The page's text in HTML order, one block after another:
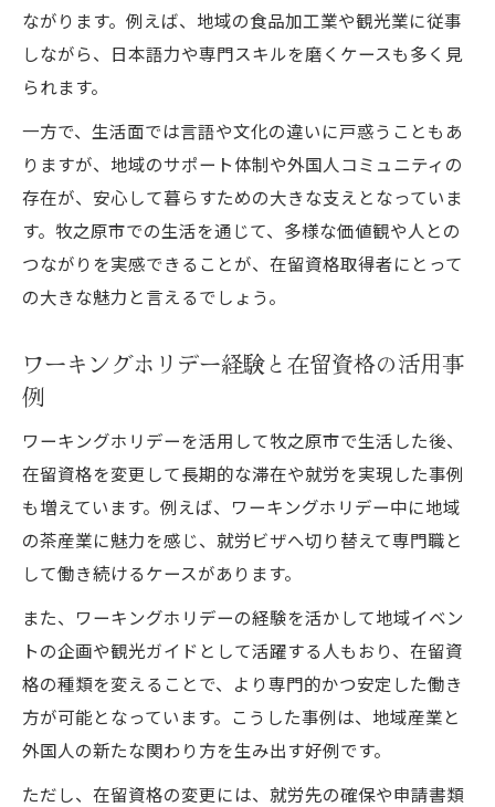
ながります。例えば、地域の食品加工業や観光業に従事
しながら、日本語力や専門スキルを磨くケースも多く見
られます。
一方で、生活面では言語や文化の違いに戸惑うこともあ
りますが、地域のサポート体制や外国人コミュニティの
存在が、安心して暮らすための大きな支えとなっていま
す。牧之原市での生活を通じて、多様な価値観や人との
つながりを実感できることが、在留資格取得者にとって
の大きな魅力と言えるでしょう。
ワーキングホリデー経験と在留資格の活用事
例
ワーキングホリデーを活用して牧之原市で生活した後、
在留資格を変更して長期的な滞在や就労を実現した事例
も増えています。例えば、ワーキングホリデー中に地域
の茶産業に魅力を感じ、就労ビザへ切り替えて専門職と
して働き続けるケースがあります。
また、ワーキングホリデーの経験を活かして地域イベン
トの企画や観光ガイドとして活躍する人もおり、在留資
格の種類を変えることで、より専門的かつ安定した働き
方が可能となっています。こうした事例は、地域産業と
外国人の新たな関わり方を生み出す好例です。
ただし、在留資格の変更には、就労先の確保や申請書類